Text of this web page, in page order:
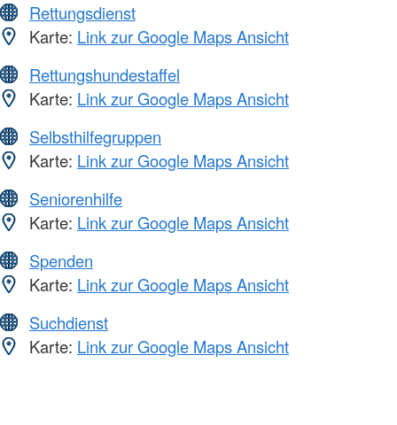
Rettungsdienst
Karte: Link zur Google Maps Ansicht
Rettungshundestaffel
Karte: Link zur Google Maps Ansicht
Selbsthilfegruppen
Karte: Link zur Google Maps Ansicht
Seniorenhilfe
Karte: Link zur Google Maps Ansicht
Spenden
Karte: Link zur Google Maps Ansicht
Suchdienst
Karte: Link zur Google Maps Ansicht